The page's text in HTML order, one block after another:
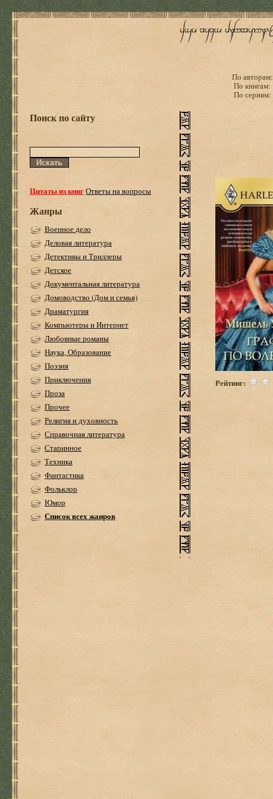
По авторам:
По книгам:
По сериям:
Поиск по сайту
Цитаты из книгОтветы на вопросы
Жанры
Военное дело
Деловая литература
Детективы и Триллеры
Детское
Документальная литература
Домоводство (Дом и семья)
Драматургия
Компьютеры и Интернет
Любовные романы
Наука, Образование
Поэзия
Приключения
Проза
Прочее
Религия и духовность
Справочная литература
Старинное
Техника
Фантастика
Фольклор
Юмор
Список всех жанров
Рейтинг: